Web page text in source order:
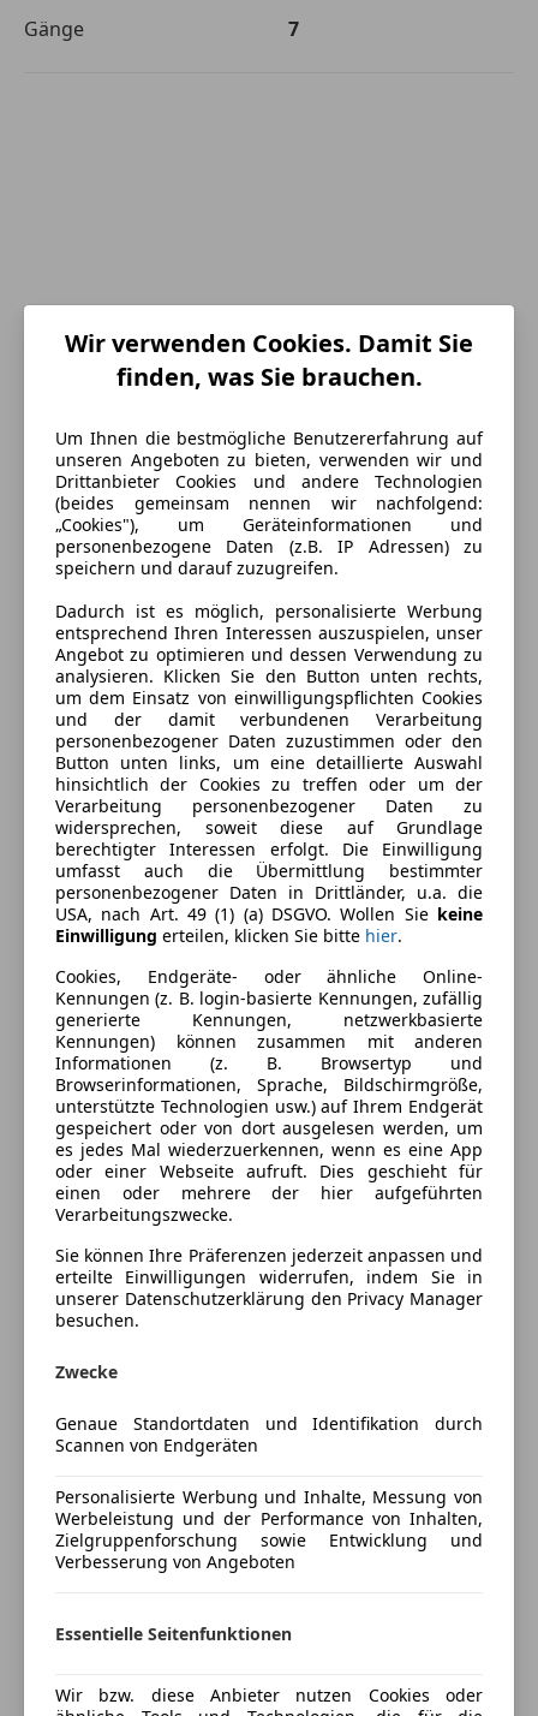
Gänge
7
Energieverbrauch
Kraftstoff
Diesel
Kraftstoffverbrauch
Ausstattung
Komfort
4-Zonen-Klimaautomatik
Armlehne
Elektrische Fensterheber
Elektrische Seitenspiegel
Getönte Scheiben
Klimaanlage
Lordosenstütze
Regensensor
Start/Stop-Automatik
Sicherheit
ESP
Fahrerairbag
Isofix
Kopfairbag
Nebelscheinwerfer
Servolenkung
Tagfahrlicht
Wegfahrsperre
Zentralverriegelung
Extras
Alufelgen
Anhängerkupplung
Innenspiegel automatisch abblendend
Mehr anzeigen
Farbe und Innenausstattung
Außenfarbe
Schwarz
Farbe laut Hersteller
Dark violet metallic
Lackierung
Metallic
Fahrzeugbeschreibung
Für Dein Gewerbe, Deinen Campingwunsch, oder
Deinen privaten Einsatz !- Wir liefern Dir BESTE
Qualität zu fairen Preisen und großzügige
Reparaturangebote weit über die gesetzlichen
Gewährleistungsbedingungen hinaus !
Highlights:
-Mwst ausweisbar
-Sport-Ausstattung Sitzbezüge in Alcantara + Sport-
-7-Gang-Automatikgetriebe
-Climatronic ( 3-Zonen ) mit Klimabedienteil hinten
-"Easy Open"-Paket
-7-Sitzer Paket - 2 Einzelsitze in der 3.Sitzreihe, im
Gepäckraumboden versenkbar
-Klapptisch an Vordersitzlehnen
-Handschuhfach-Kühlung
-Höheneinstellung,manuell,für Vordersitze
Preisbewertung
Mehr anzeigen
Versicherung
Kfz-Versicherung
Versicherungsschutz an Ihre Bedürfnisse
Wir verwenden Cookies. Damit Sie
finden, was Sie brauchen.
Um Ihnen die bestmögliche Benutzererfahrung auf
unseren Angeboten zu bieten, verwenden wir und
Drittanbieter Cookies und andere Technologien
(beides gemeinsam nennen wir nachfolgend:
„Cookies"), um Geräteinformationen und
personenbezogene Daten (z.B. IP Adressen) zu
speichern und darauf zuzugreifen.
Dadurch ist es möglich, personalisierte Werbung
entsprechend Ihren Interessen auszuspielen, unser
Angebot zu optimieren und dessen Verwendung zu
analysieren. Klicken Sie den Button unten rechts,
um dem Einsatz von einwilligungspflichten Cookies
und der damit verbundenen Verarbeitung
personenbezogener Daten zuzustimmen oder den
Button unten links, um eine detaillierte Auswahl
hinsichtlich der Cookies zu treffen oder um der
Verarbeitung personenbezogener Daten zu
widersprechen, soweit diese auf Grundlage
berechtigter Interessen erfolgt. Die Einwilligung
umfasst auch die Übermittlung bestimmter
personenbezogener Daten in Drittländer, u.a. die
USA, nach Art. 49 (1) (a) DSGVO. Wollen Sie keine
Einwilligung erteilen, klicken Sie bitte hier.
Cookies, Endgeräte- oder ähnliche Online-
Kennungen (z. B. login-basierte Kennungen, zufällig
generierte Kennungen, netzwerkbasierte
Kennungen) können zusammen mit anderen
Informationen (z. B. Browsertyp und
Browserinformationen, Sprache, Bildschirmgröße,
unterstützte Technologien usw.) auf Ihrem Endgerät
gespeichert oder von dort ausgelesen werden, um
es jedes Mal wiederzuerkennen, wenn es eine App
oder einer Webseite aufruft. Dies geschieht für
einen oder mehrere der hier aufgeführten
Verarbeitungszwecke.
Sie können Ihre Präferenzen jederzeit anpassen und
erteilte Einwilligungen widerrufen, indem Sie in
unserer Datenschutzerklärung den Privacy Manager
besuchen.
Zwecke
Genaue Standortdaten und Identifikation durch
Scannen von Endgeräten
Personalisierte Werbung und Inhalte, Messung von
Werbeleistung und der Performance von Inhalten,
Zielgruppenforschung sowie Entwicklung und
Verbesserung von Angeboten
Essentielle Seitenfunktionen
Wir bzw. diese Anbieter nutzen Cookies oder